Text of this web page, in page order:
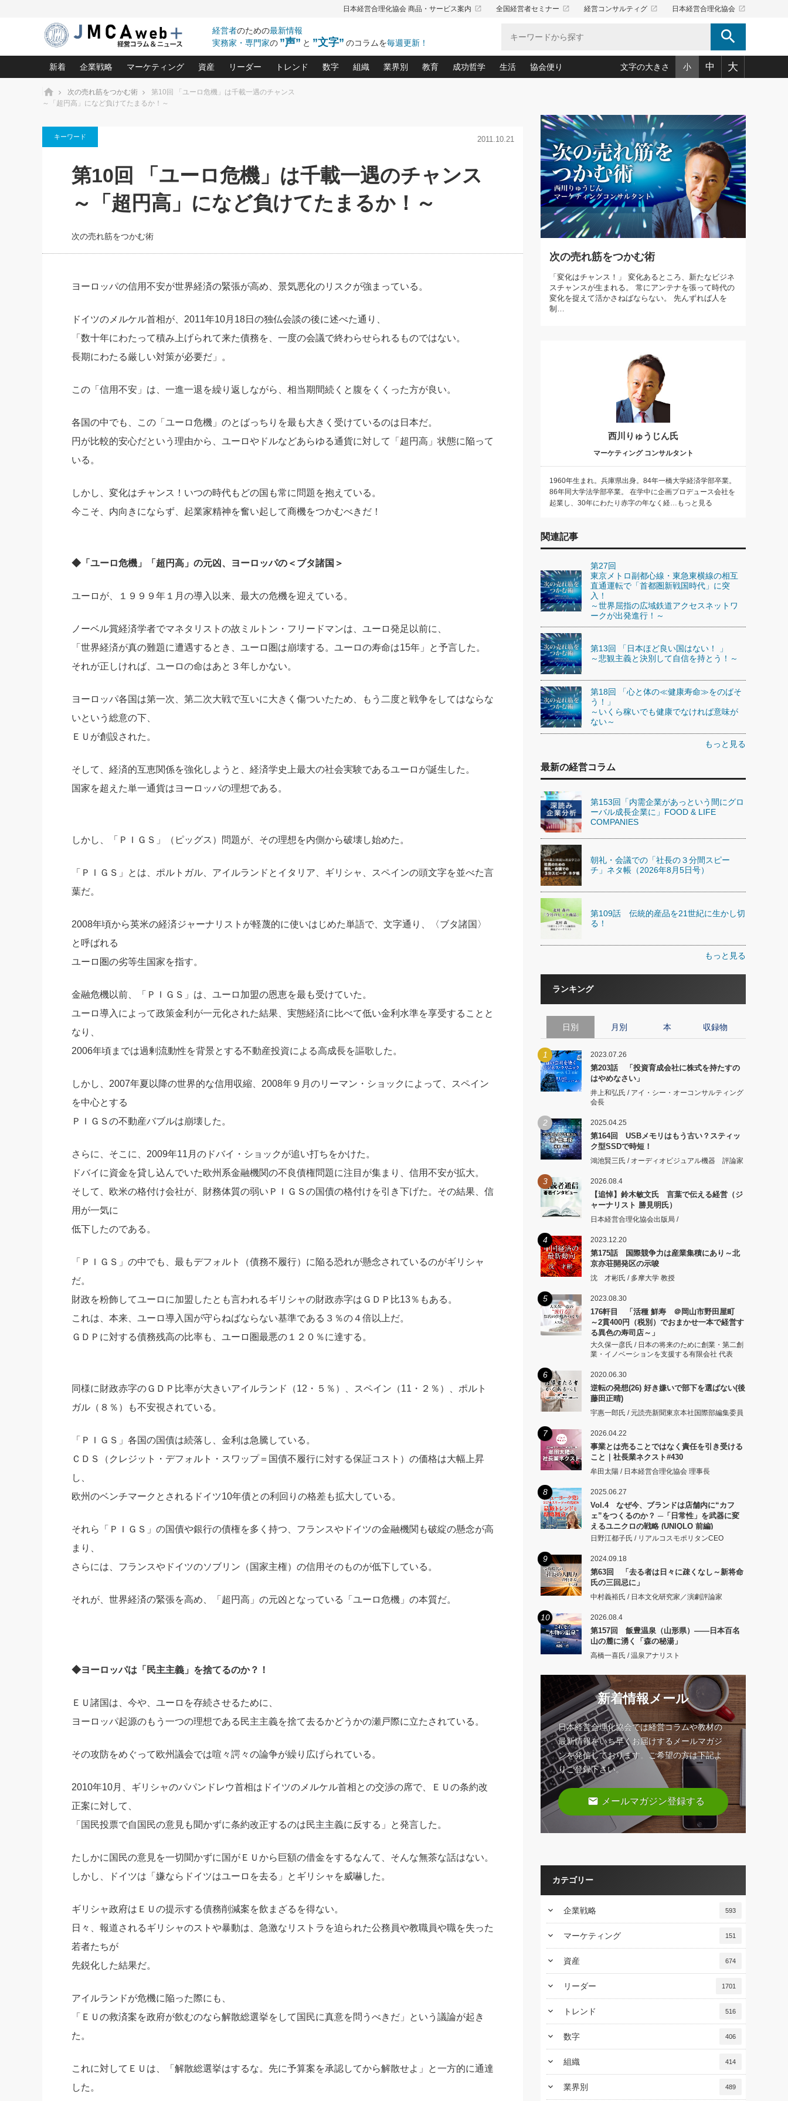
日本経営合理化協会 商品・サービス案内 launch 全国経営者セミナー launch 経営コンサルティグ launch 日本経営合理化協会 launch
経営者のための最新情報
実務家・専門家の ”声” と ”文字” のコラムを毎週更新！ search
新着
第153回「内需企業があっとい
FOOD & LIFE COMPANIES
2026.08.5
2026.08.5
第109話 伝統的産品を21世紀
に生かし切る！
2026.08.5
第86回 「言葉狩り」
社長は「能力」の前に「資質」
が大事／社長業ネクスト #445
もっとみる
企業戦略
利益を最大化する「業務改善」横田尚哉氏(5)
日本レーザー「人を大切にしながら利益を上げる経営」の極意
(3)
武器としてのM&A入門(3)
継続経営 百話百行(85)
マーケティング
ロングセラーの玉手箱(9)
大復活＆快進撃！ユニバーサルスタジオジャパンの成功要因と
は(5)
最高の自分を表現する 成功イメージ戦略(77)
酒井光雄 成功事例に学ぶ繁栄企業のブランド戦略(39)
資産
事業承継の前に、決めておきたい、知っておきたい、やってお
きたいコト(12)
会社と社長のための資産管理講座(95)
リーダー
ピョートル・F・グジバチの『経営戦略の新常識』(12)
指導者たる者かくあるべし(635)
朝礼・会議での「社長の３分間スピーチ」ネタ帳(159)
社長の右腕をつくる 人と組織を動かす(200)
トレンド
北村森の「今月のヒット商品」(109)
次の売れ筋をつかむ術(102)
社長のメシの種 4.0(206)
数字
おカネが残る決算書にするために、やっておきたいこと(34)
強い決算書の会社はココが違う！(36)
損益分岐点を下げる、Ｐ／Ｌ不況時代の新戦略(12)
新・会計経営と実学(37)
銀行交渉はこうしなさい！(12)
組織
中小企業の新たな法律リスク(178)
賃金決定の定石(68)
顧客・社員・社会から支持される「ウェルビーイング経営入
門」(23)
業界別
売れる住宅を創る 100の視点(100)
大久保一彦の“流行る”お店の仕組みづくり(210)
柿内幸夫─社長のための現場改善(174)
教育
あなただからお願いしたいと思われる 気配りの達人(127)
クレーム対応 実践マニュアル(92)
クレーム対応の新知識と新常識(57)
デキル社員に育てる！ 社員教育の決め手(203)
東川鷹年の「中小企業の人育て」(38)
業績アップにつながる！ワンランク上の手紙・メール術(100)
成功哲学
中国哲学に学ぶ 不況は会社守成の好機(38)
令和時代の「社長の人間力の磨き方」(86)
先人の名句名言の教え 東洋思想に学ぶ経営学(132)
渡部昇一の「日本の指導者たち」(32)
経営に活かす“十八史略”(30)
生活
おのころ心平の ──社長のための「か・ら・だマネジメント」
デジタルＡＶを味方に！新・仕事術(180)
リーダー脳の鍛え方(32)
ワインを楽しむ基礎レッスン(12)
必読！社長が読むべき今月の4冊(88)
眼と耳で楽しむ読書術(162)
米国スポーツ・ビジネスに学ぶ心理学(98)
高橋一喜の『これぞ！"本物の温泉"』(157)
協会便り
「愛読者通信」著者インタビュー(44)
ビジネス見聞録 経営ニュース(100)
作間信司の経営無形庵(けいえいむぎょうあん)(166)
経営セミナー情報局(1)
繁栄への着眼点 牟田太陽(76)
講話を聞いて学ぼう 実学・耳学・磨く「ミミガク」のすすめ
文字の大きさ 小 中 大
ホーム 次の売れ筋をつかむ術
第10回 「ユーロ危機」は千載一遇のチャンス
～「超円高」になど負けてたまるか！～
キーワード 2011.10.21
第10回 「ユーロ危機」は千載一遇のチャンス
～「超円高」になど負けてたまるか！～
次の売れ筋をつかむ術
ヨーロッパの信用不安が世界経済の緊張が高め、景気悪化のリスクが強まっている。
ドイツのメルケル首相が、2011年10月18日の独仏会談の後に述べた通り、
「数十年にわたって積み上げられて来た債務を、一度の会議で終わらせられるものではない。
長期にわたる厳しい対策が必要だ」。
この「信用不安」は、一進一退を繰り返しながら、相当期間続くと腹をくくった方が良い。
各国の中でも、この「ユーロ危機」のとばっちりを最も大きく受けているのは日本だ。
円が比較的安心だという理由から、ユーロやドルなどあらゆる通貨に対して「超円高」状態に陥って
いる。
しかし、変化はチャンス！いつの時代もどの国も常に問題を抱えている。
今こそ、内向きにならず、起業家精神を奮い起して商機をつかむべきだ！
◆「ユーロ危機」「超円高」の元凶、ヨーロッパの＜ブタ諸国＞
ユーロが、１９９９年１月の導入以来、最大の危機を迎えている。
ノーベル賞経済学者でマネタリストの故ミルトン・フリードマンは、ユーロ発足以前に、
「世界経済が真の難題に遭遇するとき、ユーロ圏は崩壊する。ユーロの寿命は15年」と予言した。
それが正しければ、ユーロの命はあと３年しかない。
ヨーロッパ各国は第一次、第二次大戦で互いに大きく傷ついたため、もう二度と戦争をしてはならな
いという総意の下、
ＥＵが創設された。
そして、経済的互恵関係を強化しようと、経済学史上最大の社会実験であるユーロが誕生した。
国家を超えた単一通貨はヨーロッパの理想である。
しかし、「ＰＩＧＳ」（ピッグス）問題が、その理想を内側から破壊し始めた。
「ＰＩＧＳ」とは、ポルトガル、アイルランドとイタリア、ギリシャ、スペインの頭文字を並べた言
葉だ。
2008年頃から英米の経済ジャーナリストが軽蔑的に使いはじめた単語で、文字通り、〈ブタ諸国〉
と呼ばれる
ユーロ圏の劣等生国家を指す。
金融危機以前、「ＰＩＧＳ」は、ユーロ加盟の恩恵を最も受けていた。
ユーロ導入によって政策金利が一元化された結果、実態経済に比べて低い金利水準を享受することと
なり、
2006年頃までは過剰流動性を背景とする不動産投資による高成長を謳歌した。
しかし、2007年夏以降の世界的な信用収縮、2008年９月のリーマン・ショックによって、スペイン
を中心とする
ＰＩＧＳの不動産バブルは崩壊した。
さらに、そこに、2009年11月のドバイ・ショックが追い打ちをかけた。
ドバイに資金を貸し込んでいた欧州系金融機関の不良債権問題に注目が集まり、信用不安が拡大。
そして、欧米の格付け会社が、財務体質の弱いＰＩＧＳの国債の格付けを引き下げた。その結果、信
用が一気に
低下したのである。
「ＰＩＧＳ」の中でも、最もデフォルト（債務不履行）に陥る恐れが懸念されているのがギリシャ
だ。
財政を粉飾してユーロに加盟したとも言われるギリシャの財政赤字はＧＤＰ比13％もある。
これは、本来、ユーロ導入国が守らねばならない基準である３％の４倍以上だ。
ＧＤＰに対する債務残高の比率も、ユーロ圏最悪の１２０％に達する。
同様に財政赤字のＧＤＰ比率が大きいアイルランド（12・５％）、スペイン（11・２％）、ポルト
ガル（８％）も不安視されている。
「ＰＩＧＳ」各国の国債は続落し、金利は急騰している。
ＣＤＳ（クレジット・デフォルト・スワップ＝国債不履行に対する保証コスト）の価格は大幅上昇
し、
欧州のベンチマークとされるドイツ10年債との利回りの格差も拡大している。
それら「ＰＩＧＳ」の国債や銀行の債権を多く持つ、フランスやドイツの金融機関も破綻の懸念が高
まり、
さらには、フランスやドイツのソブリン（国家主権）の信用そのものが低下している。
それが、世界経済の緊張を高め、「超円高」の元凶となっている「ユーロ危機」の本質だ。
◆ヨーロッパは「民主主義」を捨てるのか？！
ＥＵ諸国は、今や、ユーロを存続させるために、
ヨーロッパ起源のもう一つの理想である民主主義を捨て去るかどうかの瀬戸際に立たされている。
その攻防をめぐって欧州議会では喧々諤々の論争が繰り広げられている。
2010年10月、ギリシャのパパンドレウ首相はドイツのメルケル首相との交渉の席で、ＥＵの条約改
正案に対して、
「国民投票で自国民の意見も聞かずに条約改正するのは民主主義に反する」と発言した。
たしかに国民の意見を一切聞かずに国がＥＵから巨額の借金をするなんて、そんな無茶な話はない。
しかし、ドイツは「嫌ならドイツはユーロを去る」とギリシャを威嚇した。
ギリシャ政府はＥＵの提示する債務削減案を飲まざるを得ない。
日々、報道されるギリシャのストや暴動は、急激なリストラを迫られた公務員や教職員や職を失った
若者たちが
先鋭化した結果だ。
アイルランドが危機に陥った際にも、
「ＥＵの救済案を政府が飲むのなら解散総選挙をして国民に真意を問うべきだ」という議論が起き
た。
これに対してＥＵは、「解散総選挙はするな。先に予算案を承認してから解散せよ」と一方的に通達
した。
次の売れ筋をつかむ術
「変化はチャンス！」 変化あるところ、新たなビジネ
スチャンスが生まれる。 常にアンテナを張って時代の
変化を捉えて活かさねばならない。 先んずれば人を
制…
西川りゅうじん氏
マーケティング コンサルタント
1960年生まれ。兵庫県出身。84年一橋大学経済学部卒業。
86年同大学法学部卒業。 在学中に企画プロデュース会社を
起業し、30年にわたり赤字の年なく経…もっと見る
関連記事
第27回
東京メトロ副都心線・東急東横線の相互
直通運転で「首都圏新戦国時代」に突
入！
～世界屈指の広域鉄道アクセスネットワ
ークが出発進行！～
第13回 「日本ほど良い国はない！ 」
～悲観主義と決別して自信を持とう！～
第18回 「心と体の≪健康寿命≫をのばそ
う！」
～いくら稼いでも健康でなければ意味が
ない～
もっと見る
最新の経営コラム
第153回「内需企業があっという間にグロ
ーバル成長企業に」FOOD & LIFE
COMPANIES
朝礼・会議での「社長の３分間スピー
チ」ネタ帳（2026年8月5日号）
第109話 伝統的産品を21世紀に生かし切
る！
もっと見る
ランキング
日別 月別 本 収録物
1 2023.07.26
第203話 「投資育成会社に株式を持たすの
はやめなさい」
井上和弘氏 / アイ・シー・オーコンサルティング
会長
2 2025.04.25
第164回 USBメモリはもう古い？スティッ
ク型SSDで時短！
鴻池賢三氏 / オーディオビジュアル機器 評論家
3 2026.08.4
【追悼】鈴木敏文氏 言葉で伝える経営（ジ
ャーナリスト 勝見明氏）
日本経営合理化協会出版局 /
4 2023.12.20
第175話 国際競争力は産業集積にあり～北
京亦荘開発区の示唆
沈 才彬氏 / 多摩大学 教授
5 2023.08.30
176軒目 「活種 鮮寿 ＠岡山市野田屋町
～2貫400円（税別）でおまかせ一本で経営す
る異色の寿司店～」
大久保一彦氏 / 日本の将来のために創業・第二創
業・イノベーションを支援する有限会社 代表
6 2020.06.30
逆転の発想(26) 好き嫌いで部下を選ばない(後
藤田正晴)
宇惠一郎氏 / 元読売新聞東京本社国際部編集委員
7 2026.04.22
事業とは売ることではなく責任を引き受ける
こと｜社長業ネクスト#430
牟田太陽 / 日本経営合理化協会 理事長
8 2025.06.27
Vol.4 なぜ今、ブランドは店舗内に“カフ
ェ”をつくるのか？ ─「日常性」を武器に変
えるユニクロの戦略 (UNIQLO 前編)
日野江都子氏 / リアルコスモポリタンCEO
9 2024.09.18
第63回 「去る者は日々に疎くなし～新将命
氏の三回忌に」
中村義裕氏 / 日本文化研究家／演劇評論家
10 2026.08.4
第157回 飯豊温泉（山形県）――日本百名
山の麓に湧く「森の秘湯」
高橋一喜氏 / 温泉アナリスト
新着情報メール
日本経営合理化協会では経営コラムや教材の
最新情報をいち早くお届けするメールマガジ
ンを発信しております。ご希望の方は下記よ
りご登録下さい。
email メールマガジン登録する
カテゴリー
keyboard_arrow_down 企業戦略 593
keyboard_arrow_down マーケティング 151
keyboard_arrow_down 資産 674
keyboard_arrow_down リーダー 1701
keyboard_arrow_down トレンド 516
keyboard_arrow_down 数字 406
keyboard_arrow_down 組織 414
keyboard_arrow_down 業界別 489